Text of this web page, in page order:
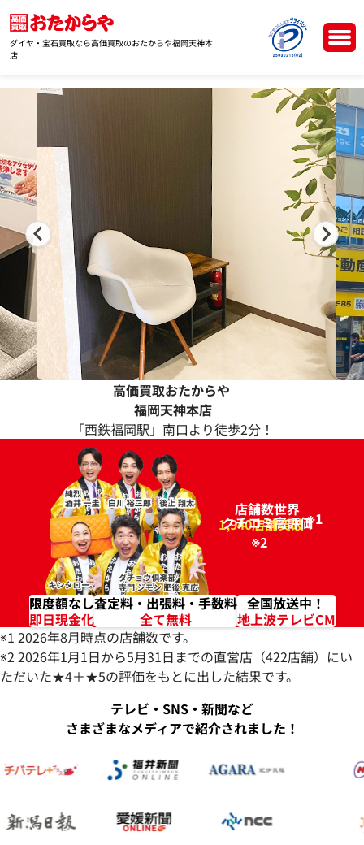
ダイヤ・宝石買取なら高価買取のおたからや福岡天神本
店
高価買取おたからや
福岡天神本店
「西鉄福岡駅」南口より徒歩2分！
店舗数世界
1,940店舗突破！
※1
クチコミ高評価
96.2%
※2
限度額なし
即日現金化
査定料・出張料・手数料
全て無料
全国放送中！
地上波テレビCM
※1 2026年8月時点の店舗数です。
※2 2026年1月1日から5月31日までの直営店（422店舗）にい
ただいた★4＋★5の評価をもとに出した結果です。
テレビ・SNS・新聞など
さまざまなメディアで紹介されました！